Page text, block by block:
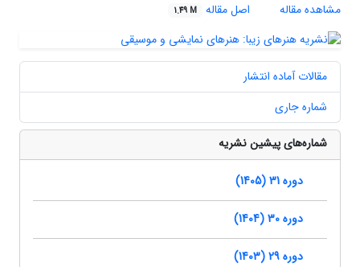
مشاهده مقاله
اصل مقاله 1.49 M
مقالات آماده انتشار
شماره جاری
شماره‌های پیشین نشریه
دوره 31 (1405)
دوره 30 (1404)
دوره 29 (1403)